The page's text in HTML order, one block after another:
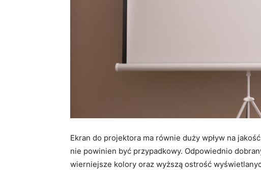
Ekran do projektora ma równie duży wpływ na
nie powinien być przypadkowy. Odpowiednio
wierniejsze kolory oraz wyższą ostrość